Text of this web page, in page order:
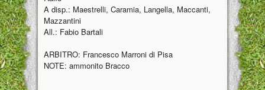
A disp.: Maestrelli, Caramia, Langella, Maccanti,
Mazzantini
All.: Fabio Bartali
ARBITRO: Francesco Marroni di Pisa
NOTE: ammonito Bracco